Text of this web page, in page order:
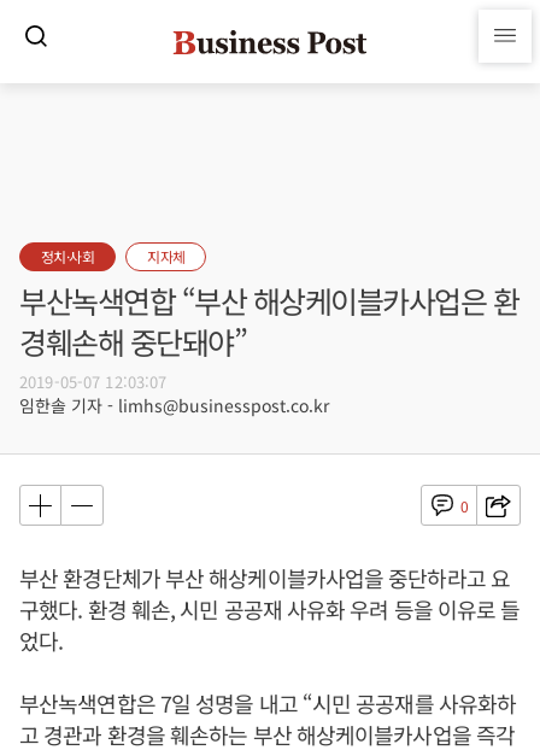
정치·사회 지자체
부산녹색연합 “부산 해상케이블카사업은 환
경훼손해 중단돼야”
2019-05-07 12:03:07
임한솔 기자 - limhs@businesspost.co.kr
0
부산 환경단체가 부산 해상케이블카사업을 중단하라고 요
구했다. 환경 훼손, 시민 공공재 사유화 우려 등을 이유로 들
었다.
부산녹색연합은 7일 성명을 내고 “시민 공공재를 사유화하
고 경관과 환경을 훼손하는 부산 해상케이블카사업을 즉각